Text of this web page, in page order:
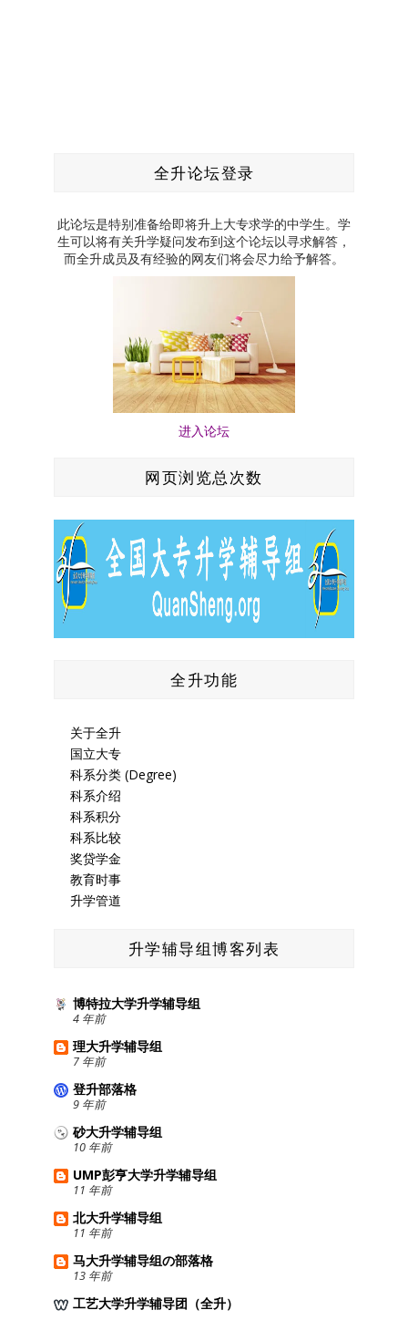
全升论坛登录
此论坛是特别准备给即将升上大专求学的中学生。学
生可以将有关升学疑问发布到这个论坛以寻求解答，
而全升成员及有经验的网友们将会尽力给予解答。
进入论坛
网页浏览总次数
全升功能
关于全升
国立大专
科系分类 (Degree)
科系介绍
科系积分
科系比较
奖贷学金
教育时事
升学管道
升学辅导组博客列表
博特拉大学升学辅导组
4 年前
理大升学辅导组
7 年前
登升部落格
9 年前
砂大升学辅导组
10 年前
UMP彭亨大学升学辅导组
11 年前
北大升学辅导组
11 年前
马大升学辅导组の部落格
13 年前
工艺大学升学辅导团（全升）